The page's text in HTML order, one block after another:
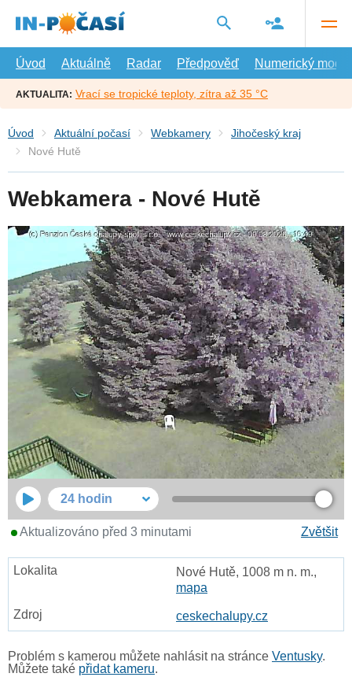
hlavní
Úvod
Aktuálně Radar Předpověď Numerický model
AKTUALITA: Vrací se tropické teploty, zítra až 35 °C
Úvod Aktuální počasí Webkamery
Jihočeský kraj
Nové Hutě
Webkamera - Nové Hutě
24 hodin
Zvětšit
Aktualizováno před 3 minutami
Nové Hutě, 1008 m n. m.,
mapa
ceskechalupy.cz
Problém s kamerou můžete nahlásit na stránce Ventusky.
Můžete také přidat kameru.